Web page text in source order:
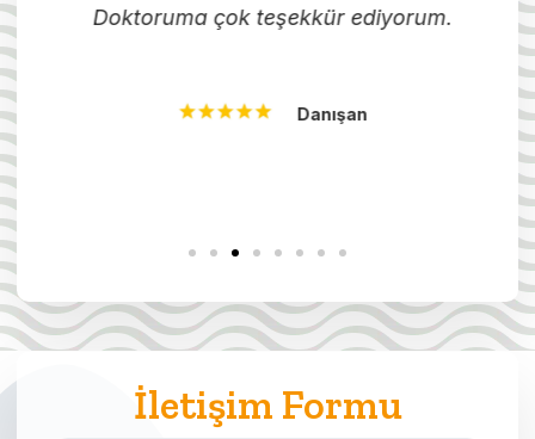
Doktoruma çok teşekkür ediyorum.
Danışan
İletişim Formu